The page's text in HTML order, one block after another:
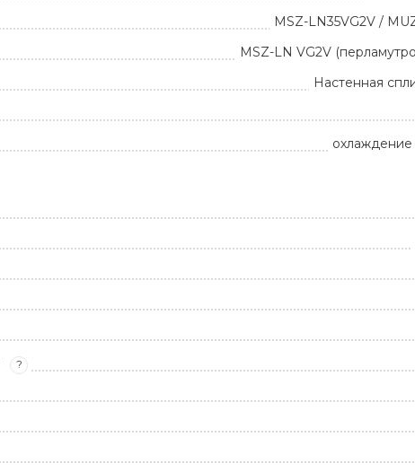
MSZ-LN35VG2V /
MSZ-LN VG2V
Настенная
?